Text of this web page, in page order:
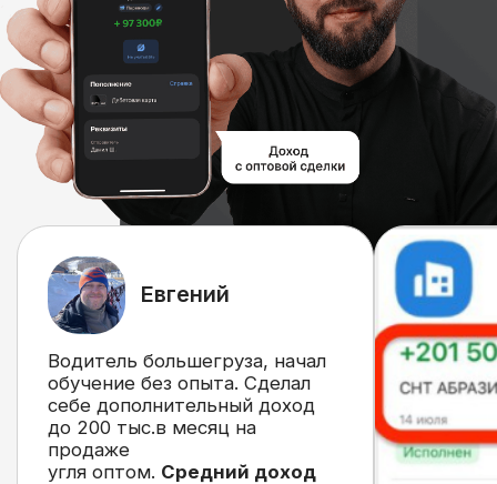
Водитель большегруза, начал
обучение без опыта. Сделал
себе дополнительный доход
до 200 тыс.в месяц на
продаже
угля оптом.
25 тыс.на одной продаже.
Удобная система
обучения